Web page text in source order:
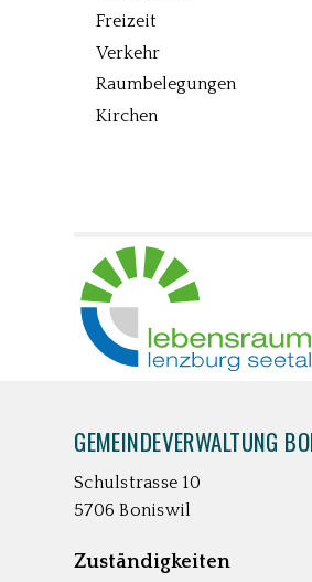
Freizeit
Verkehr
Raumbelegungen
Kirchen
UNSERE PARTNER
FOOTER
GEMEINDEVERWALTUNG
Schulstrasse 10
5706 Boniswil
Zuständigkeiten